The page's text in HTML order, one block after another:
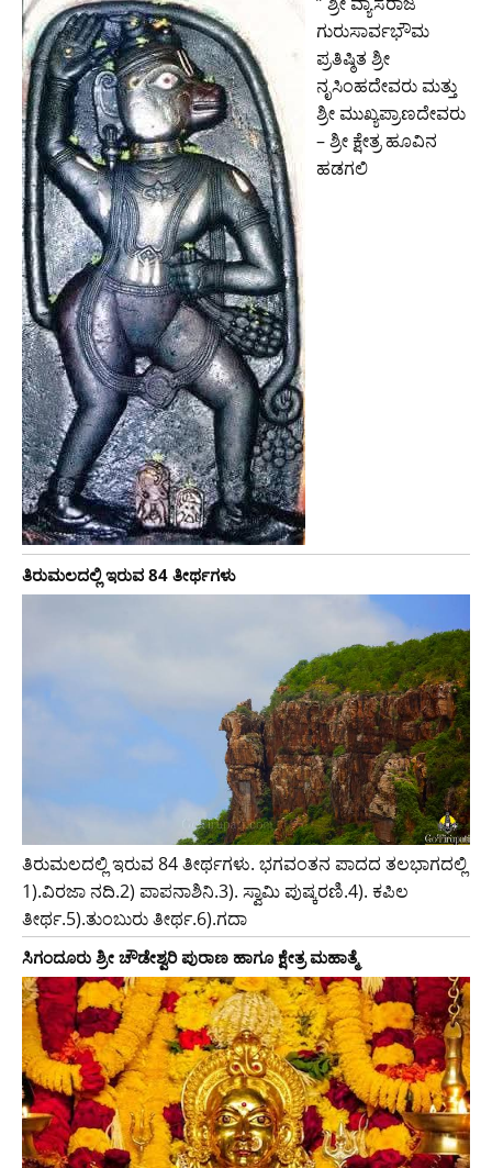
ಗುರುಸಾರ್ವಭೌಮ
ಪ್ರತಿಷ್ಠಿತ ಶ್ರೀ
ನೃಸಿಂಹದೇವರು ಮತ್ತು
ಶ್ರೀ ಮುಖ್ಯಪ್ರಾಣದೇವರು
– ಶ್ರೀ ಕ್ಷೇತ್ರ ಹೂವಿನ
ಹಡಗಲಿ
ತಿರುಮಲದಲ್ಲಿ ಇರುವ 84 ತೀರ್ಥಗಳು
ತಿರುಮಲದಲ್ಲಿ ಇರುವ 84 ತೀರ್ಥಗಳು. ಭಗವಂತನ ಪಾದದ ತಲಭಾಗದಲ್ಲಿ
1).ವಿರಜಾ ನದಿ.2) ಪಾಪನಾಶಿನಿ.3). ಸ್ವಾಮಿ ಪುಷ್ಕರಣಿ.4). ಕಪಿಲ
ತೀರ್ಥ.5).ತುಂಬುರು ತೀರ್ಥ.6).ಗದಾ
ಸಿಗಂದೂರು ಶ್ರೀ ಚೌಡೇಶ್ವರಿ ಪುರಾಣ ಹಾಗೂ ಕ್ಷೇತ್ರ ಮಹಾತ್ಮೆ